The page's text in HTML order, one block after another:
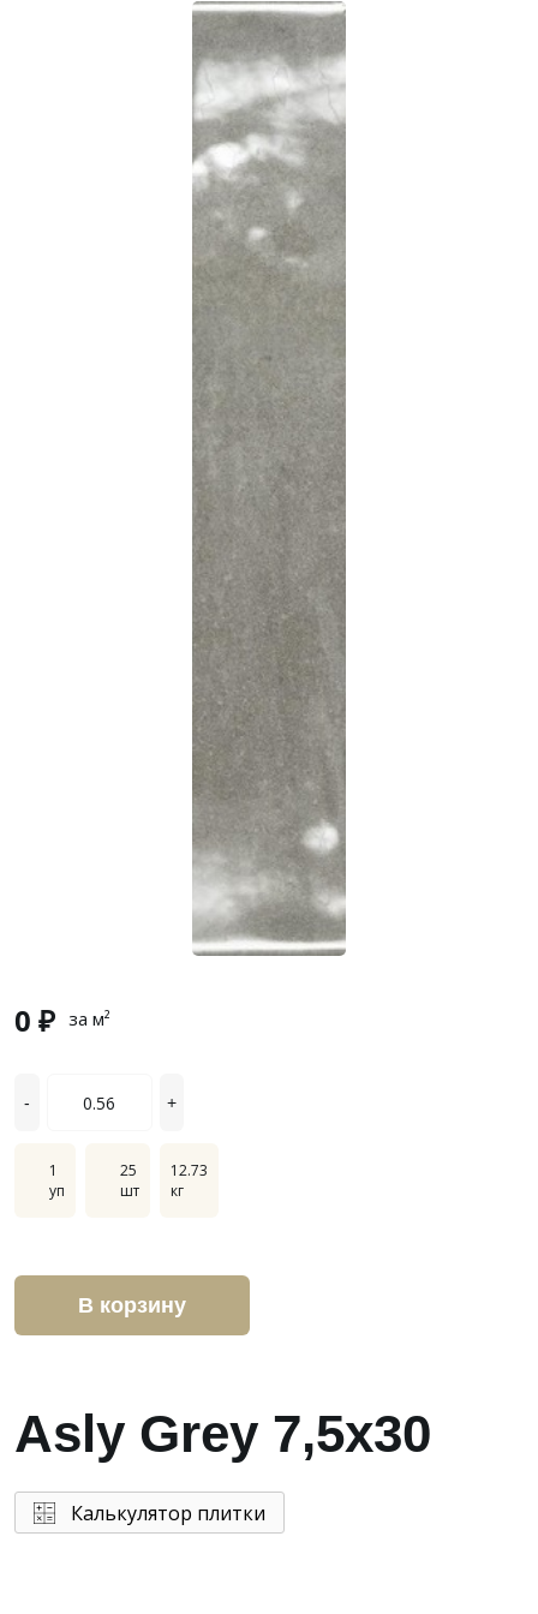
Asly Grey 7,5x30
Калькулятор плитки
0 ₽ за м²
- +
1
уп
25
шт
12.73
кг
В корзину